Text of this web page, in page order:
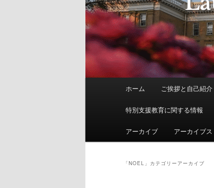
ュ
ホーム ご挨拶と自己紹介
特別支援教育に関する情報
アーカイブ アーカイブス
「NOEL 」カテゴリーアーカイブ